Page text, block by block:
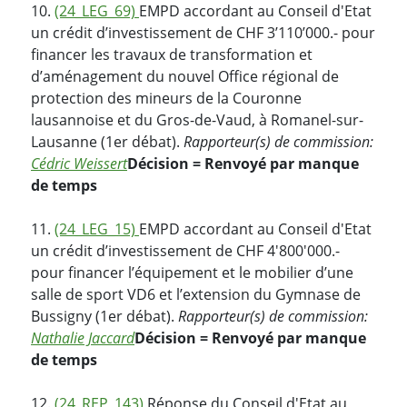
10. (24_LEG_69) EMPD accordant au Conseil d'Etat
un crédit d’investissement de CHF 3’110’000.- pour
financer les travaux de transformation et
d’aménagement du nouvel Office régional de
protection des mineurs de la Couronne
lausannoise et du Gros-de-Vaud, à Romanel-sur-
Lausanne (1er débat). Rapporteur(s) de commission:
Cédric WeissertDécision = Renvoyé par manque
de temps
11. (24_LEG_15) EMPD accordant au Conseil d'Etat
un crédit d’investissement de CHF 4'800'000.-
pour financer l’équipement et le mobilier d’une
salle de sport VD6 et l’extension du Gymnase de
Bussigny (1er débat). Rapporteur(s) de commission:
Nathalie JaccardDécision = Renvoyé par manque
de temps